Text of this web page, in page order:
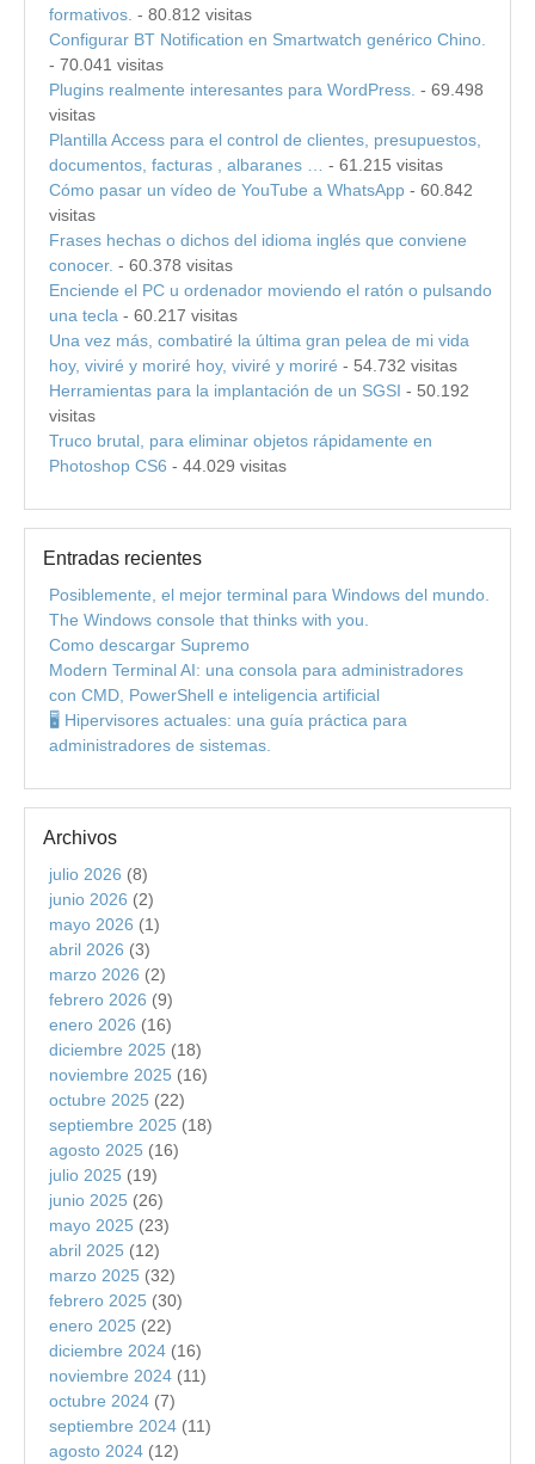
formativos. - 80.812 visitas
Configurar BT Notification en Smartwatch genérico Chino.
- 70.041 visitas
Plugins realmente interesantes para WordPress. - 69.498
visitas
Plantilla Access para el control de clientes, presupuestos,
documentos, facturas , albaranes …
- 61.215 visitas
Cómo pasar un vídeo de YouTube a WhatsApp - 60.842
visitas
Frases hechas o dichos del idioma inglés que conviene
conocer. - 60.378 visitas
Enciende el PC u ordenador moviendo el ratón o pulsando
una tecla - 60.217 visitas
Una vez más, combatiré la última gran pelea de mi vida
hoy, viviré y moriré hoy, viviré y moriré - 54.732 visitas
Herramientas para la implantación de un SGSI - 50.192
visitas
Truco brutal, para eliminar objetos rápidamente en
Photoshop CS6 - 44.029 visitas
Entradas recientes
Posiblemente, el mejor terminal para Windows del mundo.
The Windows console that thinks with you.
Como descargar Supremo
Modern Terminal AI: una consola para administradores
con CMD, PowerShell e inteligencia artificial
🖥️ Hipervisores actuales: una guía práctica para
administradores de sistemas.
Archivos
julio 2026 (8)
junio 2026 (2)
mayo 2026 (1)
abril 2026 (3)
marzo 2026 (2)
febrero 2026 (9)
enero 2026 (16)
diciembre 2025 (18)
noviembre 2025 (16)
octubre 2025 (22)
septiembre 2025 (18)
agosto 2025 (16)
julio 2025 (19)
junio 2025 (26)
mayo 2025 (23)
abril 2025 (12)
marzo 2025 (32)
febrero 2025 (30)
enero 2025 (22)
diciembre 2024 (16)
noviembre 2024 (11)
octubre 2024 (7)
septiembre 2024 (11)
agosto 2024 (12)